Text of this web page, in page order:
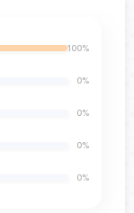
100%
0%
0%
0%
0%